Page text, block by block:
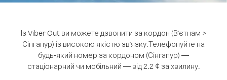
Із Viber Out ви можете дзвонити за кордон (В'єтнам >
Сінгапур) із високою якістю зв'язку.Телефонуйте на
будь-який номер за кордоном (Сінгапур) —
стаціонарний чи мобільний — від 2.2 ¢ за хвилину.